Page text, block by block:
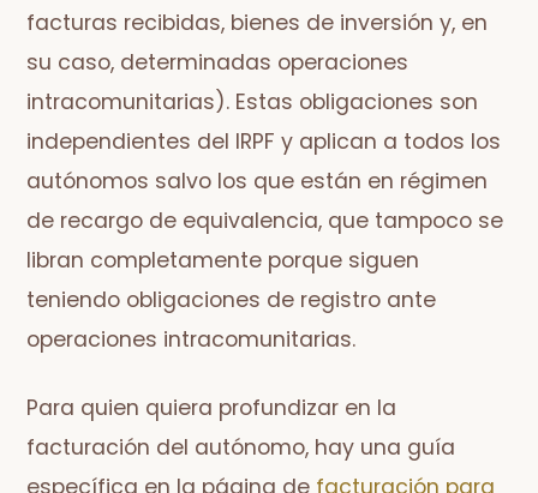
facturas recibidas, bienes de inversión y, en
su caso, determinadas operaciones
intracomunitarias). Estas obligaciones son
independientes del IRPF y aplican a todos los
autónomos salvo los que están en régimen
de recargo de equivalencia, que tampoco se
libran completamente porque siguen
teniendo obligaciones de registro ante
operaciones intracomunitarias.
Para quien quiera profundizar en la
facturación del autónomo, hay una guía
específica en la página de facturación para